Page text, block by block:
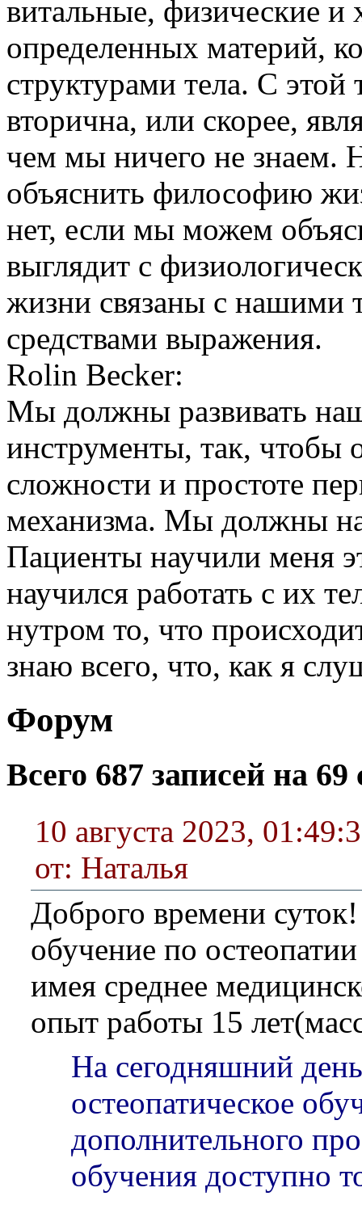
витальные, физические
определенных материй,
структурами тела. С
вторична, или скорее,
чем мы ничего не
объяснить философию
нет, если мы можем
выглядит с
жизни связаны с нашими
средствами выражения.
Rolin Becker:
Мы должны развивать
инструменты, так, чтобы
сложности и простоте
механизма. Мы должны
Пациенты научили меня
научился работать с их
нутром то, что
знаю всего, что, как я
Форум
Всего 687 записей на
10 августа 2023,
от: Наталья
Доброго времени
обучение по
имея среднее
опыт работы 15
На сегодняшний
остеопатическое
дополнительного
обучения доступно